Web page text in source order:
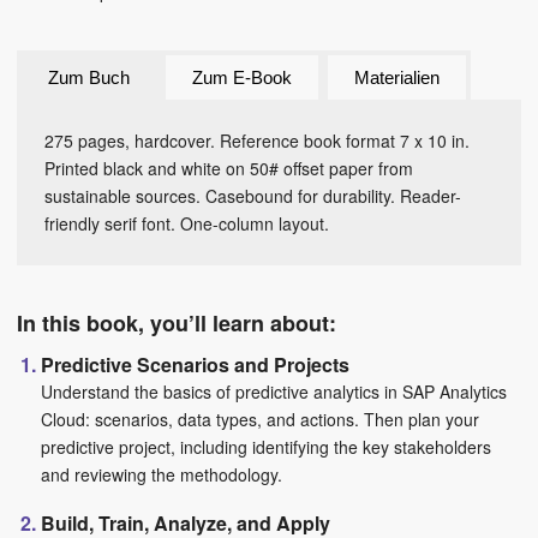
Zum Buch Zum E-Book Materialien
275 pages, hardcover. Reference book format 7 x 10 in.
Printed black and white on 50# offset paper from
sustainable sources. Casebound for durability. Reader-
friendly serif font. One-column layout.
In this book, you’ll learn about:
Predictive Scenarios and Projects
Understand the basics of predictive analytics in SAP Analytics
Cloud: scenarios, data types, and actions. Then plan your
predictive project, including identifying the key stakeholders
and reviewing the methodology.
Build, Train, Analyze, and Apply